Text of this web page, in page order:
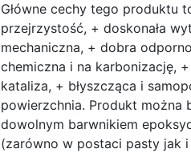
Główne cechy tego produktu
przejrzystość, + doskonała
mechaniczna, + dobra
chemiczna i na karbonizację,
kataliza, + błyszcząca i
powierzchnia. Produkt można
dowolnym barwnikiem
(zarówno w postaci pasty jak